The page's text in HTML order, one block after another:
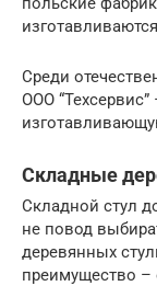
Среди
ООО
Складные
Складной стул
не повод
деревянных
преимущество –